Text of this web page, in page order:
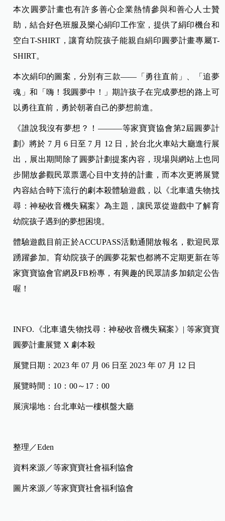
本次圓夢計畫也有許多善心企業熱情參與和善心人士贊
助，結合好色班服及樂心絹印工作室，提供了絹印機台和
空白T-SHIRT，讓育幼院孩子能親自絹印圓夢計畫專屬T-
SHIRT。
本次絹印的圖案，分別有三款——「勇往直前」、「追夢
魂」和「嗨！我圓夢中！」期許孩子在完成夢想的路上可
以勇往直前，勇於朝著自己的夢想前進。
《誰說我沒有夢想？！———等家寶寶協會第2屆圓夢計
劃》將於 7 月 6 日至 7 月 12 日，於台北火車站大廳進行展
出，展出期間除了圓夢計劃提案內容，現場與網站上也同
步開放參觀民眾票選心目中支持的計畫，而本次更將展覽
內容結合時下流行的劇本殺體驗遊戲，以《北車遺失物找
尋：神秘收音機失竊案》為主題，讓民眾從遊戲中了解育
幼院孩子遇到的夢想困境。
體驗遊戲目前正於ACCUPASS活動通開放報名，歡迎民眾
踴躍參加。育幼院孩子的圓夢花絮也都將不定期更新在等
家寶寶協會官網及FB粉專，有興趣的民眾請多加鎖定公告
喔！
INFO.《北車遺失物找尋：神秘收音機失竊案》| 等家寶寶
圓夢計畫展覽 X 劇本殺
展覽日期：2023 年 07 月 06 日至 2023 年 07 月 12 日
展覽時間：10：00～17：00
展演場地：台北車站一樓棋盤大廳
整理／Eden
資料來源／等家寶寶社會福利協會
圖片來源／等家寶寶社會福利協會